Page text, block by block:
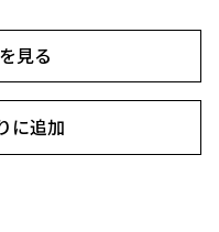
に追加
見る